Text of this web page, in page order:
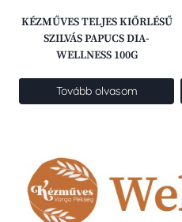
KÉZMŰVES TELJES KIŐRLÉSŰ
SZILVÁS PAPUCS DIA-
WELLNESS 100G
Tovább olvasom